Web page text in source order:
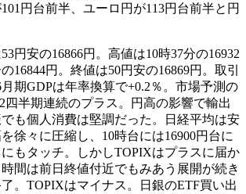
円台前半、ユーロ円が113円台前半と円
円安の16866円。高値は10時37分の16932
16844円。終値は50円安の16869円。取引
期GDPは年率換算で+0.2％。市場予測の
四半期連続のプラス。円高の影響で輸出
も個人消費は堅調だった。日経平均は安
徐々に圧縮し、10時台には16900円台に
もタッチ。しかしTOPIXはプラスに届か
間は前日終値付近でもみあう展開が続き
。TOPIXはマイナス。日銀のETF買い出